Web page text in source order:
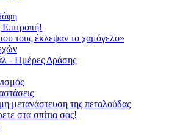
τους έκλεψαν το χαμόγελο»
- Ημέρες Δράσης
μετανάστευση της πεταλούδας
στα σπίτια σας!